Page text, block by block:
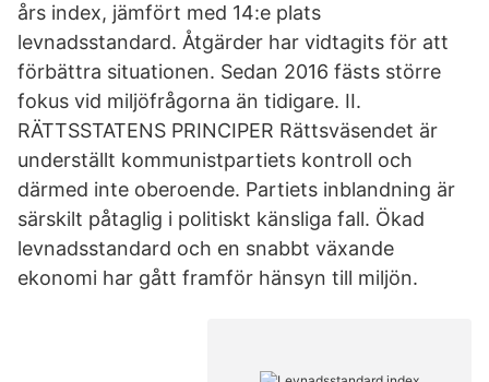
års index, jämfört med 14:e plats
levnadsstandard. Åtgärder har vidtagits för att
förbättra situationen. Sedan 2016 fästs större
fokus vid miljöfrågorna än tidigare. II.
RÄTTSSTATENS PRINCIPER Rättsväsendet är
underställt kommunistpartiets kontroll och
därmed inte oberoende. Partiets inblandning är
särskilt påtaglig i politiskt känsliga fall. Ökad
levnadsstandard och en snabbt växande
ekonomi har gått framför hänsyn till miljön.